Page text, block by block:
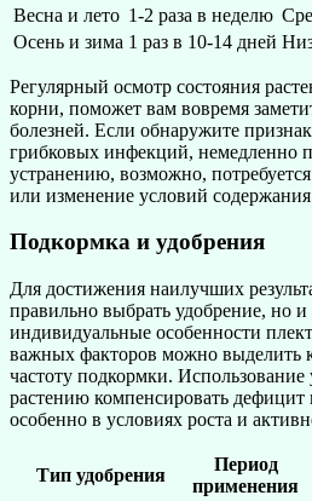
Весна и лето 1-2 раза в неделю
Осень и зима 1 раз в 10-14 дней
Регулярный осмотр состояния
корни, поможет вам вовремя
болезней. Если обнаружите
грибковых инфекций, немедленно
устранению, возможно,
или изменение условий
Подкормка и удобрения
Для достижения наилучших
правильно выбрать удобрение, но и
индивидуальные особенности
важных факторов можно выделить
частоту подкормки. Использование
растению компенсировать дефицит
особенно в условиях роста и
Тип удобрения
Период
применения